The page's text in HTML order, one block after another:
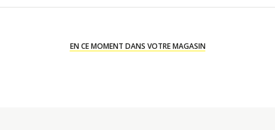
EN CE MOMENT DANS VOTRE MAGASIN